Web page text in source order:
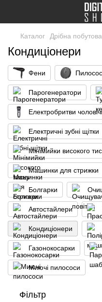
Каталог Дрібна побутова
Кондиціонери
Фени
Парогенератори
Електробритви чоловічі
Електричні зубні щітки
Мінімийки високого
Машинки для стрижки
Болгарки
Автостайлери
Кондиціонери
Газонокосарки
Миючі пилососи
Фільтр